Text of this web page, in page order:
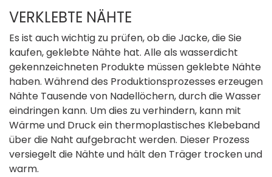
VERKLEBTE NÄHTE
Es ist auch wichtig zu prüfen, ob die Jacke, die Sie
kaufen, geklebte Nähte hat. Alle als wasserdicht
gekennzeichneten Produkte müssen geklebte Nähte
haben. Während des Produktionsprozesses erzeugen
Nähte Tausende von Nadellöchern, durch die Wasser
eindringen kann. Um dies zu verhindern, kann mit
Wärme und Druck ein thermoplastisches Klebeband
über die Naht aufgebracht werden. Dieser Prozess
versiegelt die Nähte und hält den Träger trocken und
warm.